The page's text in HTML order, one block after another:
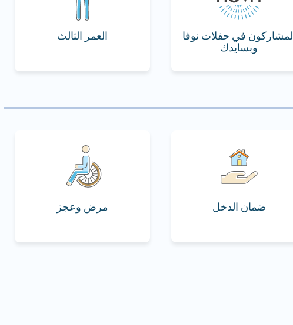
المشاركون في حفلات نوفا
وبسايدك
العمر الثالث
ضمان الدخل مرض وعجز